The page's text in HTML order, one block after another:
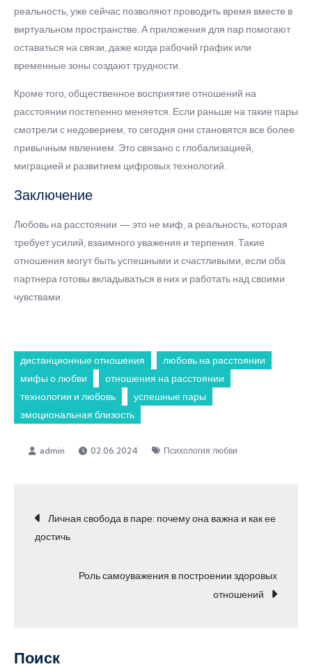
реальность, уже сейчас позволяют проводить время вместе в
виртуальном пространстве. А приложения для пар помогают
оставаться на связи, даже когда рабочий график или
временные зоны создают трудности.
Кроме того, общественное восприятие отношений на
расстоянии постепенно меняется. Если раньше на такие пары
смотрели с недоверием, то сегодня они становятся все более
привычным явлением. Это связано с глобализацией,
миграцией и развитием цифровых технологий.
Заключение
Любовь на расстоянии — это не миф, а реальность, которая
требует усилий, взаимного уважения и терпения. Такие
отношения могут быть успешными и счастливыми, если оба
партнера готовы вкладываться в них и работать над своими
чувствами.
дистанционные отношения
любовь на расстоянии
мифы о любви
отношения на расстоянии
технологии и любовь
успешные пары
эмоциональная близость
02.06.2024 Психология любви
Навигация
по
записям
Личная свобода в паре: почему она важна и как ее
достичь
Роль самоуважения в построении здоровых
отношений
Поиск